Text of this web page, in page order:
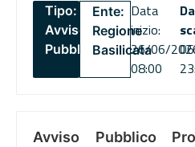
Tipo:
Avviso
Pubblico
Ente:
Regione
Basilicata
Data
inizio:
26/06/
08:00
Avviso Pubblico